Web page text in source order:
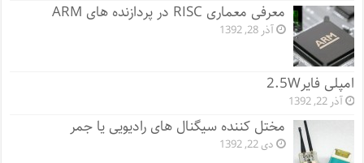
معرفی معماری RISC در پردازنده های ARM
آذر 28, 1392
امپلی فایر2.5W
آذر 22, 1392
مختل کننده سیگنال های رادیویی یا جمر
دی 22, 1392